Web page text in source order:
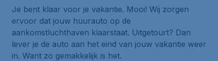
Je bent klaar voor je vakantie. Mooi! Wij zorgen
ervoor dat jouw huurauto op de
aankomstluchthaven klaarstaat. Uitgetourt? Dan
lever je de auto aan het eind van jouw vakantie weer
in. Want zo gemakkelijk is het.